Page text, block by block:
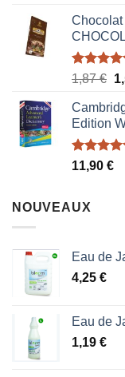
Chocolat
Note5.00
1,87€
Edition
Note5.00
11,90 €
NOUVEAUX
Eau de
4,25 €
Eau de
1,19 €